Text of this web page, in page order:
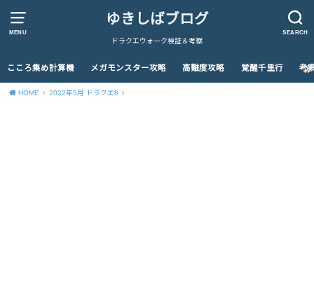
MENU SEARCH
ゆきしばブログ
ドラクエウォーク検証＆考察
こころ集め計算機 メガモンスター攻略 高難度攻略 覚醒千里行 考
HOME 2022年5月 ドラクエ8